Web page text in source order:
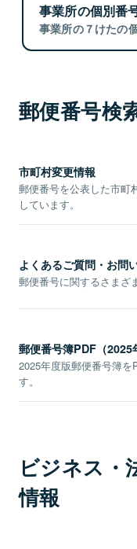
事業所の個別番
事業所の７けたの
郵便番号検
市町村変更情報
郵便番号を公表した市町
しています。
よくあるご質問・お問
郵便番号に関するさまざ
郵便番号簿PDF（2025
2025年度版郵便番号簿を
す。
ビジネス・
情報